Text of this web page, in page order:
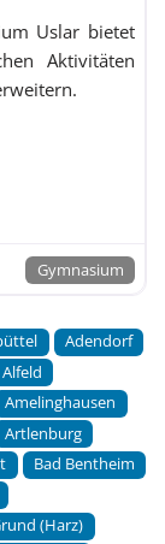
Uslar bietet
Aktivitäten
Gymnasium
Adendorf
Alfeld
Amelinghausen
Artlenburg
Bad Bentheim
(Harz)